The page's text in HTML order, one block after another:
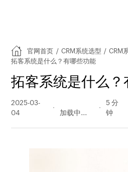
官网首页 / CRM系统选型 / CRM
拓客系统是什么？有哪些功能
拓客系统是什么？
2025-03-
04
量
5 分
钟